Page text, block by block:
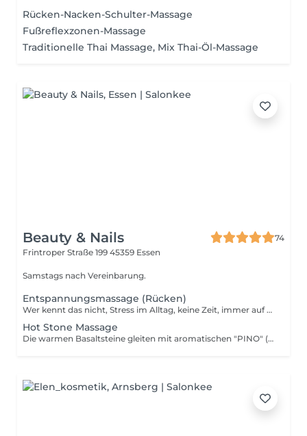
Rücken-Nacken-Schulter-Massage
Fußreflexzonen-Massage
Traditionelle Thai Massage, Mix Thai-Öl-Massage
Beauty & Nails
74
Frintroper Straße 199 45359 Essen
Samstags nach Vereinbarung.
Entspannungsmassage (Rücken)
Wer kennt das nicht, Stress im Alltag, keine Zeit, immer auf dem Sprung. Dann kann Ihnen unsere Wellnesstherapeutin bestimmt helfen. Einfach mal dem Alltag entfliehen, die Zeit ringsherum vergessen und bei einer Rückenmassage wieder Energie tanken.
Hot Stone Massage
Die warmen Basaltsteine gleiten mit aromatischen "PINO" (rein pflanzlichen) Ölen über verschiedene Energiepunkte (Meridiane) Ihres Körpers, wie Rücken, Hände u.s..w Die Tiefenwärme löst Schmerzpunkte, Verspannungen, Stärkung der Gewebe und Gefäße durch Temperaturreize u.v.m.